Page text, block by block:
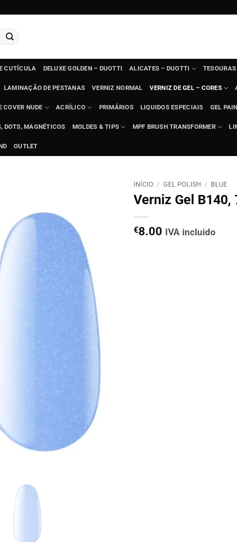
CUTÍCULA DELUXE GOLDEN – DUOTTI ALICATES – DUOTTI
LAMINAÇÃO DE PESTANAS VERNIZ NORMAL VERNIZ DE GEL – CORES
COVER NUDE ACRÍLICO PRIMÁRIOS LIQUIDOS ESPECIAIS GEL
DOTS, MAGNÉTICOS MOLDES & TIPS MPF BRUSH TRANSFORMER
OUTLET
INÍCIO / GEL POLISH / BLUE
Verniz Gel B140,
€8.00 IVA incluido